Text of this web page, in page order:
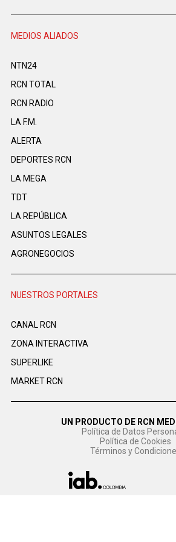
MEDIOS ALIADOS
NTN24
RCN TOTAL
RCN RADIO
LA F.M.
ALERTA
DEPORTES RCN
LA MEGA
TDT
LA REPÚBLICA
ASUNTOS LEGALES
AGRONEGOCIOS
NUESTROS PORTALES
CANAL RCN
ZONA INTERACTIVA
SUPERLIKE
MARKET RCN
UN PRODUCTO DE RCN
Política de Datos
Política de Cookies
Términos y